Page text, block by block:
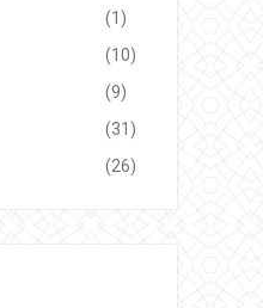
(1)
(10)
(9)
(31)
(26)